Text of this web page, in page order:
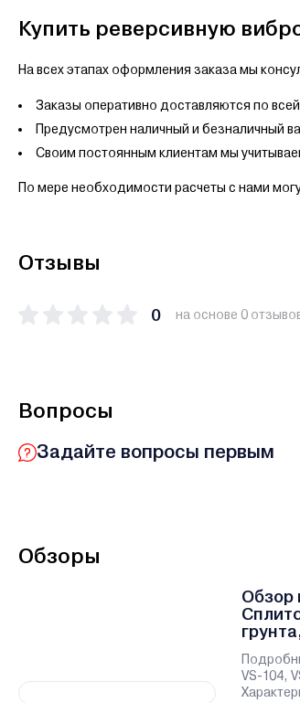
Купить реверсивную
На всех этапах оформления заказа мы
Заказы оперативно доставляются по
Предусмотрен наличный и безналичный
Своим постоянным клиентам мы
По мере необходимости расчеты с нами
Отзывы
0 на основе 0
Вопросы
Задайте вопросы первым
Обзоры
Обзор
VS-104,